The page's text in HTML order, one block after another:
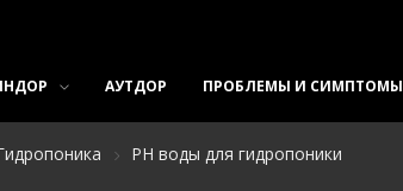
АУТДОР ПРОБЛЕМЫ И СИМПТОМЫ
РН воды для гидропоники